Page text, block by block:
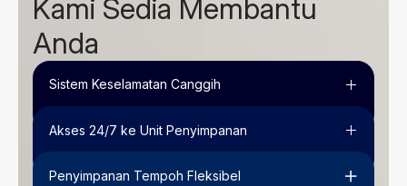
Kami Sedia Membantu
Anda
Sistem Keselamatan Canggih
Akses 24/7 ke Unit Penyimpanan
Penyimpanan Tempoh Fleksibel